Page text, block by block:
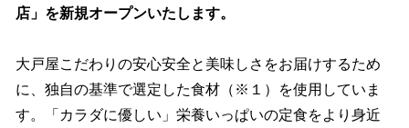
店」を新規オープンいたします。
大戸屋こだわりの安心安全と美味しさをお届けするため
に、独自の基準で選定した食材（※１）を使用していま
す。「カラダに優しい」栄養いっぱいの定食をより身近